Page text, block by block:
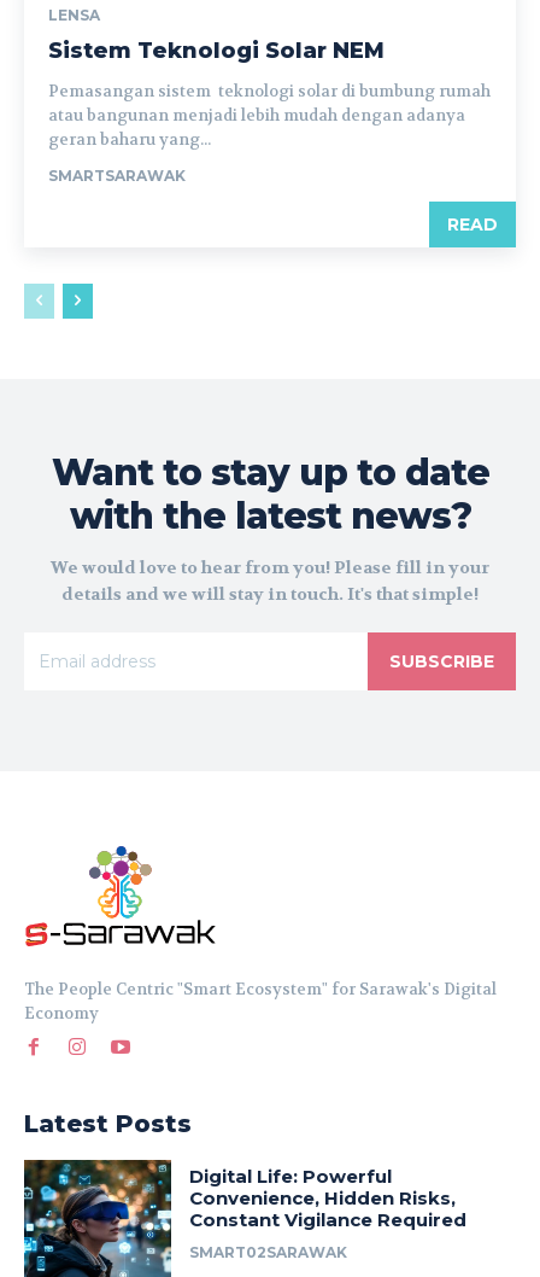
LENSA
Sistem Teknologi Solar NEM
Pemasangan sistem teknologi solar di bumbung rumah
atau bangunan menjadi lebih mudah dengan adanya
geran baharu yang...
SMARTSARAWAK
READ
Want to stay up to date
with the latest news?
We would love to hear from you! Please fill in your
details and we will stay in touch. It's that simple!
SUBSCRIBE
The People Centric "Smart Ecosystem" for Sarawak's Digital
Economy
Latest Posts
Digital Life: Powerful
Convenience, Hidden Risks,
Constant Vigilance Required
SMART02SARAWAK